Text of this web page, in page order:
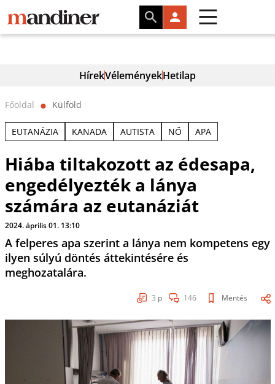
HírekVéleményekHetilap
Főoldal ⬤ Külföld
EUTANÁZIA KANADA AUTISTA NŐ APA
Hiába tiltakozott az édesapa,
engedélyezték a lánya
számára az eutanáziát
2024. április 01. 13:10
A felperes apa szerint a lánya nem kompetens egy
ilyen súlyú döntés áttekintésére és
meghozatalára.
3 p 146 Mentés